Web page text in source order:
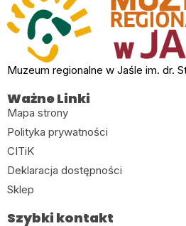
Muzeum regionalne w Jaśle im. dr.
Ważne Linki
Mapa strony
Polityka prywatności
CITiK
Deklaracja dostępności
Sklep
Szybki kontakt